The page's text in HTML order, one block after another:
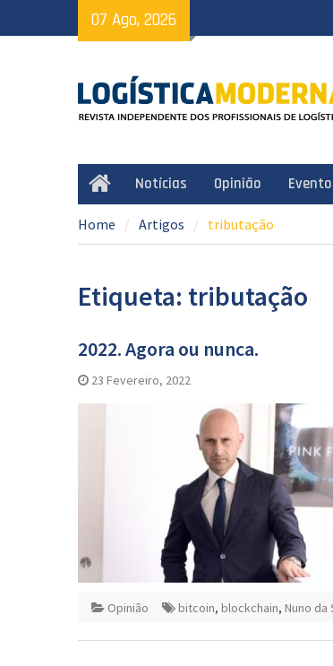
to
07 Ago, 2026
HomeNotícias Opinião
Home Artigos tributação
Etiqueta: tributação
2022. Agora ou nunca.
23 Fevereiro, 2022
Opinião bitcoin, blockchain, Nuno da